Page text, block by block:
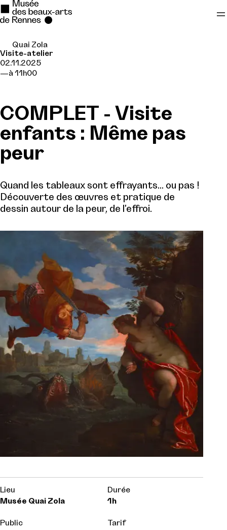
Se rendre au
Contenu principal
Quai Zola
Visite-atelier
02.11.2025
à 11h00
COMPLET - Visite
enfants : Même pas
peur
Quand les tableaux sont effrayants… ou pas !
Découverte des œuvres et pratique de
dessin autour de la peur, de l'effroi.
Lieu
Musée Quai Zola
Durée
1h
Public
Tarif